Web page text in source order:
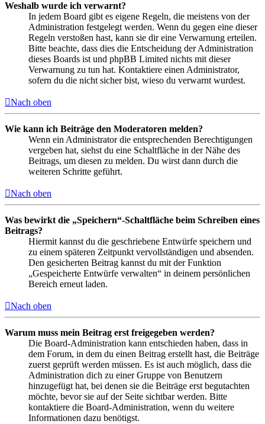
Weshalb wurde ich verwarnt?
In jedem Board gibt es eigene Regeln, die meistens von der
Administration festgelegt werden. Wenn du gegen eine dieser
Regeln verstoßen hast, kann sie dir eine Verwarnung erteilen.
Bitte beachte, dass dies die Entscheidung der Administration
dieses Boards ist und phpBB Limited nichts mit dieser
Verwarnung zu tun hat. Kontaktiere einen Administrator,
sofern du die nicht sicher bist, wieso du verwarnt wurdest.
Nach oben
Wie kann ich Beiträge den Moderatoren melden?
Wenn ein Administrator die entsprechenden Berechtigungen
vergeben hat, siehst du eine Schaltfläche in der Nähe des
Beitrags, um diesen zu melden. Du wirst dann durch die
weiteren Schritte geführt.
Nach oben
Was bewirkt die „Speichern“-Schaltfläche beim Schreiben eines
Beitrags?
Hiermit kannst du die geschriebene Entwürfe speichern und
zu einem späteren Zeitpunkt vervollständigen und absenden.
Den gesicherten Beitrag kannst du mit der Funktion
„Gespeicherte Entwürfe verwalten“ in deinem persönlichen
Bereich erneut laden.
Nach oben
Warum muss mein Beitrag erst freigegeben werden?
Die Board-Administration kann entschieden haben, dass in
dem Forum, in dem du einen Beitrag erstellt hast, die Beiträge
zuerst geprüft werden müssen. Es ist auch möglich, dass die
Administration dich zu einer Gruppe von Benutzern
hinzugefügt hat, bei denen sie die Beiträge erst begutachten
möchte, bevor sie auf der Seite sichtbar werden. Bitte
kontaktiere die Board-Administration, wenn du weitere
Informationen dazu benötigst.